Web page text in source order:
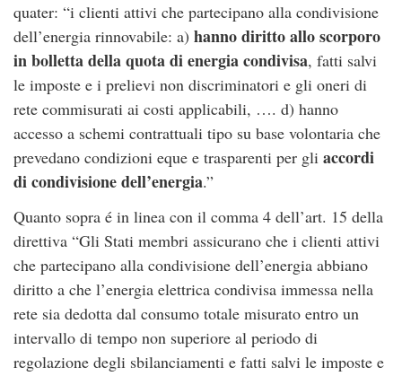
quater: “i clienti attivi che partecipano alla condivisione
dell’energia rinnovabile: a) hanno diritto allo scorporo
in bolletta della quota di energia condivisa, fatti salvi
le imposte e i prelievi non discriminatori e gli oneri di
rete commisurati ai costi applicabili, …. d) hanno
accesso a schemi contrattuali tipo su base volontaria che
prevedano condizioni eque e trasparenti per gli accordi
di condivisione dell’energia.”
Quanto sopra é in linea con il comma 4 dell’art. 15 della
direttiva “Gli Stati membri assicurano che i clienti attivi
che partecipano alla condivisione dell’energia abbiano
diritto a che l’energia elettrica condivisa immessa nella
rete sia dedotta dal consumo totale misurato entro un
intervallo di tempo non superiore al periodo di
regolazione degli sbilanciamenti e fatti salvi le imposte e